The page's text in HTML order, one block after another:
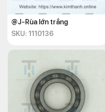
@J-Rùa lớn trắng
SKU: 1110136